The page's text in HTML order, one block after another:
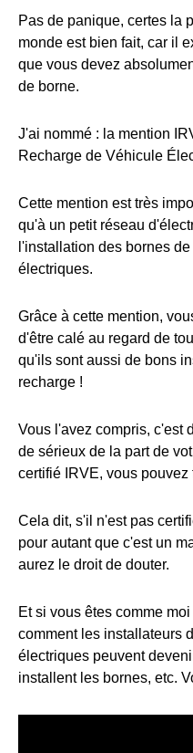
Pas de panique, certes la
monde est bien fait, car il
que vous devez
de borne.
J'ai nommé : la mention
Recharge de Véhicule
Cette mention est très
qu'à un petit réseau
l'installation des bornes
électriques.
Grâce à cette mention,
d'être calé au regard de
qu'ils sont aussi de bons
recharge !
Vous l'avez compris, c'est
de sérieux de la part de
certifié IRVE, vous pouvez
Cela dit, s'il n'est pas
pour autant que c'est un
aurez le droit de douter.
Et si vous êtes comme
comment les installateurs
électriques peuvent
installent les bornes, etc.